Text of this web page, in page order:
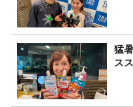
猛
ス